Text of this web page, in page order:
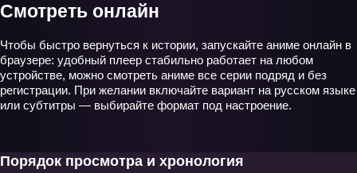
Смотреть онлайн
Чтобы быстро вернуться к истории, запускайте аниме онлайн в
браузере: удобный плеер стабильно работает на любом
устройстве, можно смотреть аниме все серии подряд и без
регистрации. При желании включайте вариант на русском языке
или субтитры — выбирайте формат под настроение.
Порядок просмотра и хронология